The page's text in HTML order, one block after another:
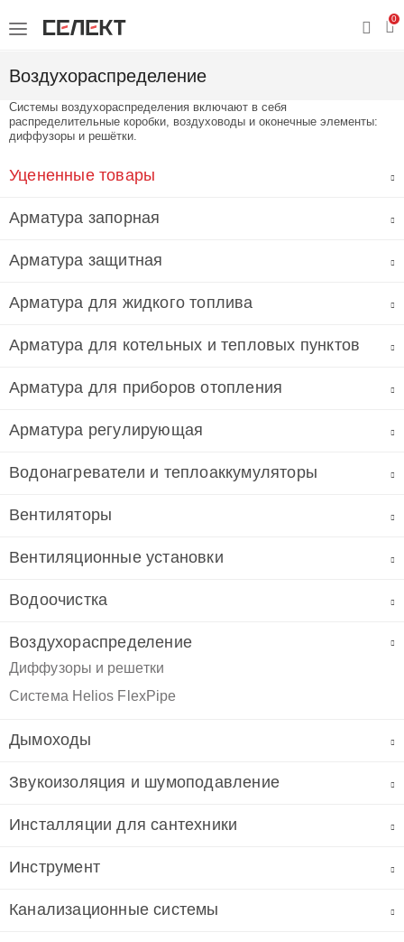
0
Воздухораспределение
Системы воздухораспределения включают в себя
распределительные коробки, воздуховоды и оконечные элементы:
диффузоры и решётки.
Уцененные товары
Арматура запорная
Арматура защитная
Арматура для жидкого топлива
Арматура для котельных и тепловых пунктов
Арматура для приборов отопления
Арматура регулирующая
Водонагреватели и теплоаккумуляторы
Вентиляторы
Вентиляционные установки
Водоочистка
Воздухораспределение
Диффузоры и решетки
Система Helios FlexPipe
Дымоходы
Звукоизоляция и шумоподавление
Инсталляции для сантехники
Инструмент
Канализационные системы